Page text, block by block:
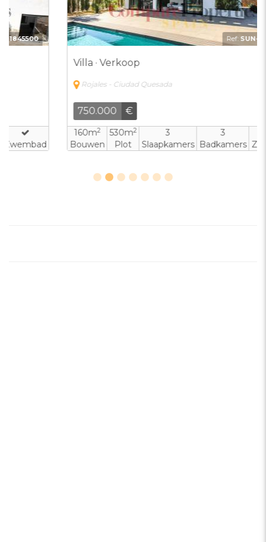
Ref:SUN-6815183
Villa · Verkoop
Rojales - Ciudad Quesada
€
160m
Bouwen
530m2
Plot
3
Slaapkamers Badkamers
Zwembad